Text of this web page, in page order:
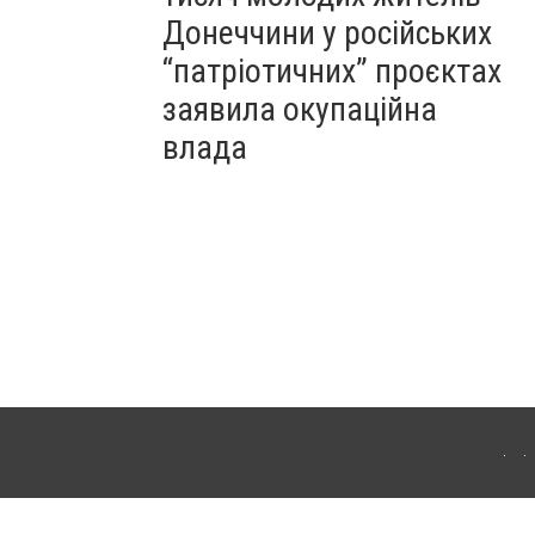
Донеччини у російських
“патріотичних” проєктах
заявила окупаційна
влада